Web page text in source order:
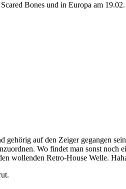
Bones und in Europa am
auf den Zeiger gegangen
Wo findet man sonst
wollenden Retro-House Welle.